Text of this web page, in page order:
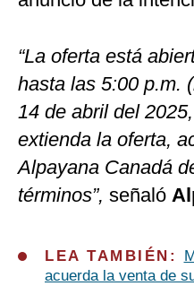
“La oferta está
hasta las 5:00 p.m.
14 de abril del
extienda la oferta,
Alpayana Canadá
términos”, señaló
LEA TAMBIÉN:
acuerda la venta de